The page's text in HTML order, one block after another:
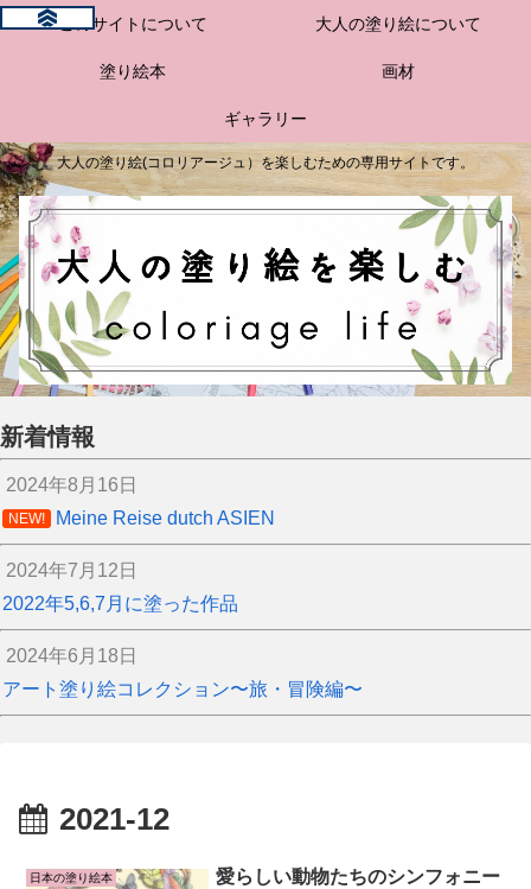
大人の塗り絵(コロリアージュ）を楽しむための専用サイトです。
このサイトについて 大人の塗り絵について
塗り絵本 画材
ギャラリー
新着情報
2024年8月16日
NEW! Meine Reise dutch ASIEN
2024年7月12日
2022年5,6,7月に塗った作品
2024年6月18日
アート塗り絵コレクション〜旅・冒険編〜
2021-12
日本の塗り絵本 愛らしい動物たちのシンフォニー